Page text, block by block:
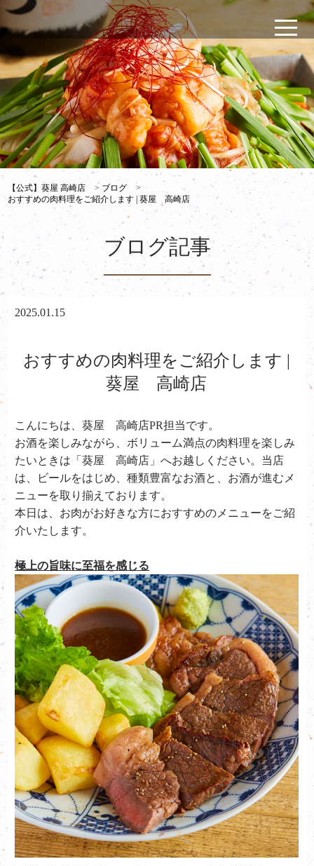
【公式】葵屋 高崎店 > ブログ
>
おすすめの肉料理をご紹介します | 葵屋 高崎店
ブログ記事
2025.01.15
おすすめの肉料理をご紹介します |
葵屋 高崎店
こんにちは、葵屋 高崎店PR担当です。
お酒を楽しみながら、ボリューム満点の肉料理を楽しみ
たいときは「葵屋 高崎店」へお越しください。当店
は、ビールをはじめ、種類豊富なお酒と、お酒が進むメ
ニューを取り揃えております。
本日は、お肉がお好きな方におすすめのメニューをご紹
介いたします。
極上の旨味に至福を感じる